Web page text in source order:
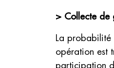
> Collecte de
La probabilité
opération est
participation